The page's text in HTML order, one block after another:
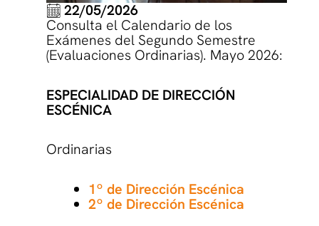
22/05/2026
Consulta el Calendario de los
Exámenes del Segundo Semestre
(Evaluaciones Ordinarias). Mayo 2026:
ESPECIALIDAD DE DIRECCIÓN
ESCÉNICA
Ordinarias
1º de Dirección Escénica
2º de Dirección Escénica